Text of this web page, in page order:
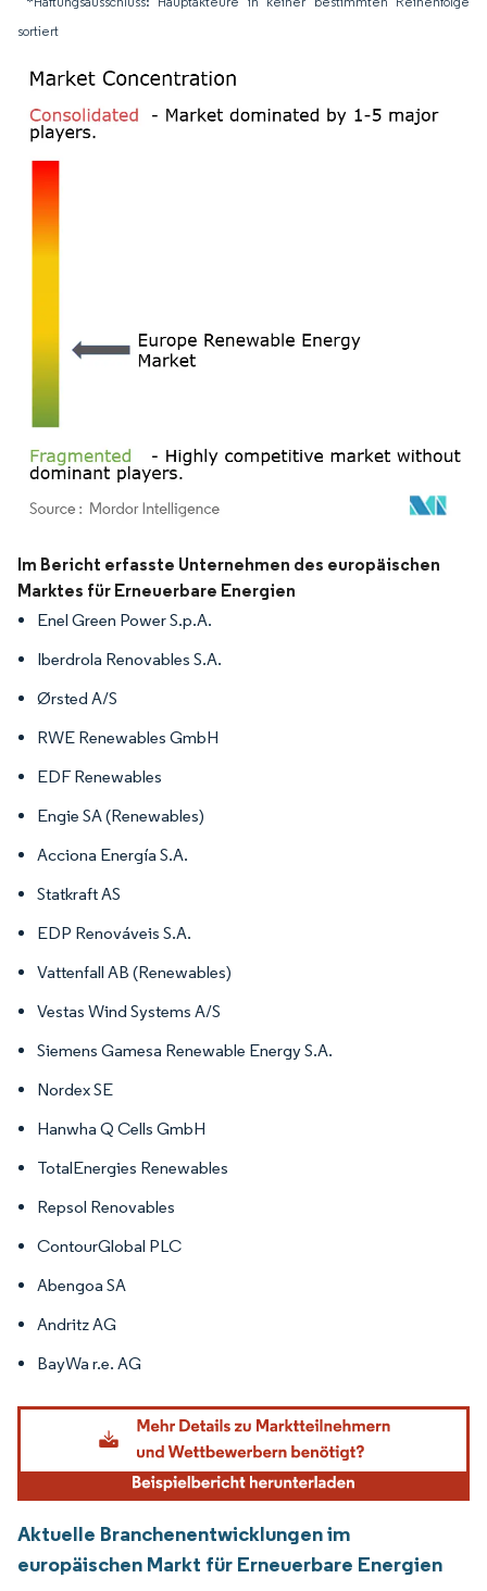
sortiert
Bild © Mordor Intelligence. Wiederverwendung erfordert Namensnennung gemäß
Im Bericht erfasste Unternehmen des europäischen
Marktes für Erneuerbare Energien
Enel Green Power S.p.A.
Iberdrola Renovables S.A.
Ørsted A/S
RWE Renewables GmbH
EDF Renewables
Engie SA (Renewables)
Acciona Energía S.A.
Statkraft AS
EDP Renováveis S.A.
Vattenfall AB (Renewables)
Vestas Wind Systems A/S
Siemens Gamesa Renewable Energy S.A.
Nordex SE
Hanwha Q Cells GmbH
TotalEnergies Renewables
Repsol Renovables
ContourGlobal PLC
Abengoa SA
Andritz AG
BayWa r.e. AG
Aktuelle Branchenentwicklungen im
europäischen Markt für Erneuerbare Energien